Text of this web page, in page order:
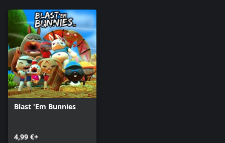
Blast 'Em Bunnies
4,99 €+